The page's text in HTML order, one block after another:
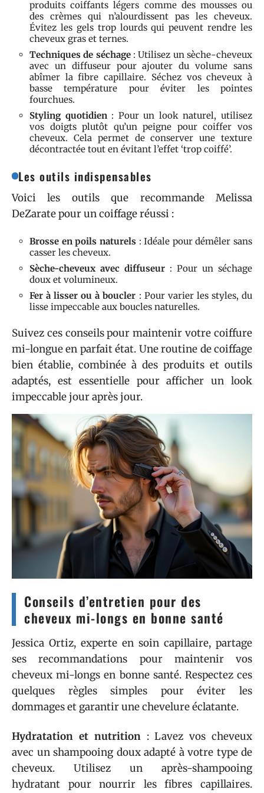
produits coiffants légers comme des mousses ou
des crèmes qui n’alourdissent pas les cheveux.
Évitez les gels trop lourds qui peuvent rendre les
cheveux gras et ternes.
Techniques de séchage: Utilisez un sèche-cheveux
avec un diffuseur pour ajouter du volume sans
abîmer la fibre capillaire. Séchez vos cheveux à
basse température pour éviter les pointes
fourchues.
Styling quotidien: Pour un look naturel, utilisez
vos doigts plutôt qu’un peigne pour coiffer vos
cheveux. Cela permet de conserver une texture
décontractée tout en évitant l’effet ‘trop coiffé’.
Les outils indispensables
Voici les outils que recommande Melissa
DeZarate pour un coiffage réussi :
Brosse en poils naturels: Idéale pour démêler sans
casser les cheveux.
Sèche-cheveux avec diffuseur : Pour un séchage
doux et volumineux.
Fer à lisser ou à boucler : Pour varier les styles, du
lisse impeccable aux boucles naturelles.
Suivez ces conseils pour maintenir votre coiffure
mi-longue en parfait état. Une routine de coiffage
bien établie, combinée à des produits et outils
adaptés, est essentielle pour afficher un look
impeccable jour après jour.
Conseils d’entretien pour des
cheveux mi-longs en bonne santé
Jessica Ortiz, experte en soin capillaire, partage
ses recommandations pour maintenir vos
cheveux mi-longs en bonne santé. Respectez ces
quelques règles simples pour éviter les
dommages et garantir une chevelure éclatante.
Hydratation et nutrition: Lavez vos cheveux
avec un shampooing doux adapté à votre type de
cheveux. Utilisez un après-shampooing
hydratant pour nourrir les fibres capillaires.